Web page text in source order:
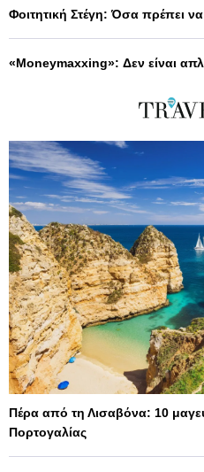
Φοιτητική Στέγη: Όσα πρέπει να
«Moneymaxxing»: Δεν είναι
Πέρα από τη Λισαβόνα: 10
Πορτογαλίας